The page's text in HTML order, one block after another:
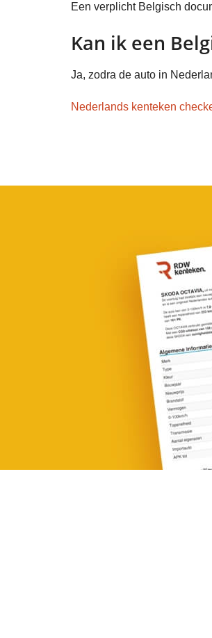
Een verplicht Belgisch
Kan ik een
Ja, zodra de auto in
Nederlands kenteken